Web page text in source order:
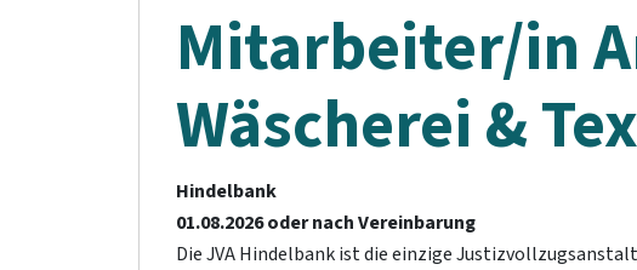
Mitarbeiter/in
Wäscherei &
Hindelbank
01.08.2026 oder nach Vereinbarung
Die JVA Hindelbank ist die einzige